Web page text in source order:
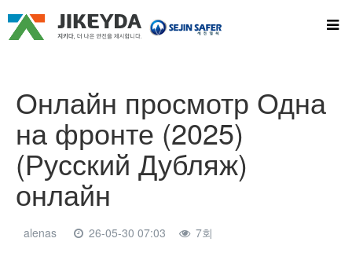
Онлайн просмотр Одна
на фронте (2025)
(Русский Дубляж)
онлайн
alenas 26-05-30 07:03 7회